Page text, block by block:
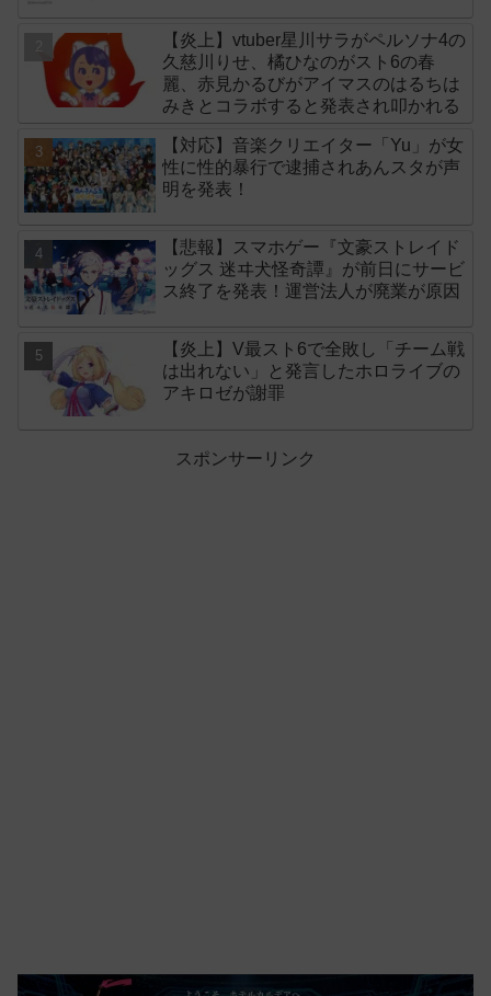
【炎上】vtuber星川サラがペルソナ4の
久慈川りせ、橘ひなのがスト6の春
麗、赤見かるびがアイマスのはるちは
みきとコラボすると発表され叩かれる
【対応】音楽クリエイター「Yu」が女
性に性的暴行で逮捕されあんスタが声
明を発表！
【悲報】スマホゲー『文豪ストレイド
ッグス 迷ヰ犬怪奇譚』が前日にサービ
ス終了を発表！運営法人が廃業が原因
【炎上】V最スト6で全敗し「チーム戦
は出れない」と発言したホロライブの
アキロゼが謝罪
スポンサーリンク